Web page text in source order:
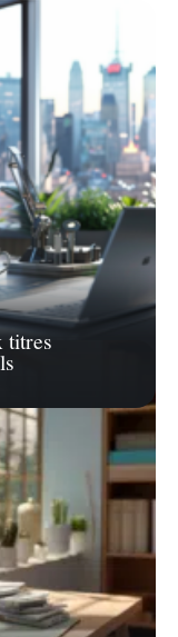
titres